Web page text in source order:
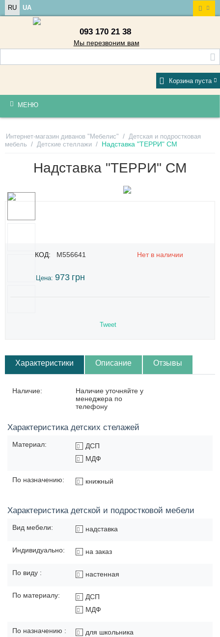
RU UA
093 170 21 38
Мы перезвоним вам
Корзина пуста
МЕНЮ
Интернет-магазин диванов "Мебелис" / Детская и подростковая
мебель / Детские стеллажи / Надставка "ТЕРРИ" СМ
Надставка "ТЕРРИ" СМ
КОД: M556641 Нет в наличии
Цена: 973 грн
Tweet
Характеристики Описание Отзывы
Наличие:
Наличие уточняйте у
менеджера по
телефону
Характеристика детских стелажей
Материал:
ДСП
МДФ
По назначению: книжный
Характеристика детской и подростковой мебели
Вид мебели: надставка
Индивидуально: на заказ
По виду : настенная
По материалу:
ДСП
МДФ
По назначению : для школьника